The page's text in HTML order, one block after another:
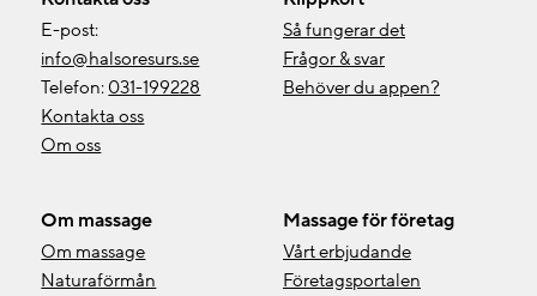
E-post:
info@halsoresurs.se
Telefon: 031-199228
Kontakta oss
Om oss
Så fungerar det
Frågor & svar
Behöver du appen?
Om massage
Om massage
Naturaförmån
Massage för företag
Vårt erbjudande
Företagsportalen